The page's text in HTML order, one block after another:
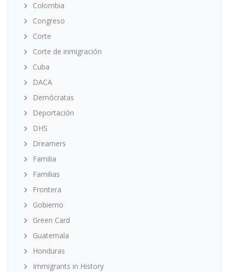
Colombia
Congreso
Corte
Corte de inmigración
Cuba
DACA
Demócratas
Deportación
DHS
Dreamers
Familia
Familias
Frontera
Gobierno
Green Card
Guatemala
Honduras
Immigrants in History